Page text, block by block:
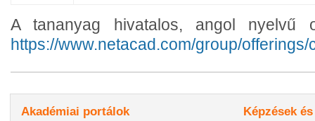
A tananyag hivatalos, angol nyelvű
https://www.netacad.com/group/
Akadémiai portálok Képzések